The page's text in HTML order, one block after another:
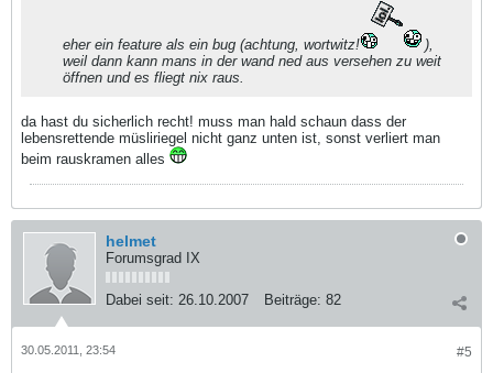
eher ein feature als ein bug (achtung, wortwitz!
),
weil dann kann mans in der wand ned aus versehen zu weit
öffnen und es fliegt nix raus.
da hast du sicherlich recht! muss man hald schaun dass der
lebensrettende müsliriegel nicht ganz unten ist, sonst verliert man
beim rauskramen alles
helmet
Forumsgrad IX
Dabei seit: 26.10.2007 Beiträge: 82
#5
30.05.2011, 23:54